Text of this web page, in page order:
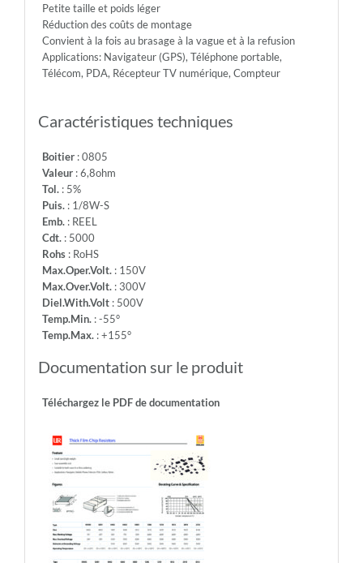
Temp.Max.:
+155°
Petite taille et poids léger
Réduction des coûts de montage
Convient à la fois au brasage à la vague et à la refusion
Applications: Navigateur (GPS), Téléphone portable,
Télécom, PDA, Récepteur TV numérique, Compteur
Caractéristiques techniques
Boitier: 0805
Valeur: 6,8ohm
Tol.: 5%
Puis.: 1/8W-S
Emb.: REEL
Cdt.: 5000
Rohs: RoHS
Max.Oper.Volt.: 150V
Max.Over.Volt.: 300V
Diel.With.Volt: 500V
Temp.Min.: -55°
Temp.Max.: +155°
Documentation sur le produit
Téléchargez le PDF de documentation